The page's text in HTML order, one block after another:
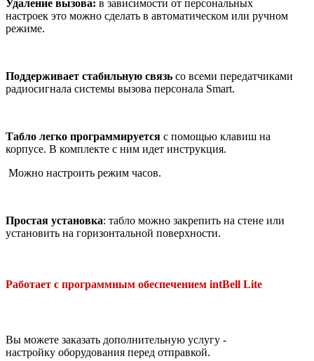
Удаление вызова: в зависимости от персональных
настроек это можно сделать в автоматическом или ручном
режиме.
Поддерживает стабильную связь со всеми передатчиками
радиосигнала системы вызова персонала Smart.
Табло легко программируется с помощью клавиш на
корпусе. В комплекте с ним идет инструкция.
Можно настроить режим часов.
Простая установка: табло можно закрепить на стене или
установить на горизонтальной поверхности.
Работает с программным обеспечением intBell Lite
Вы можете заказать дополнительную услугу -
настройку оборудования перед отправкой.